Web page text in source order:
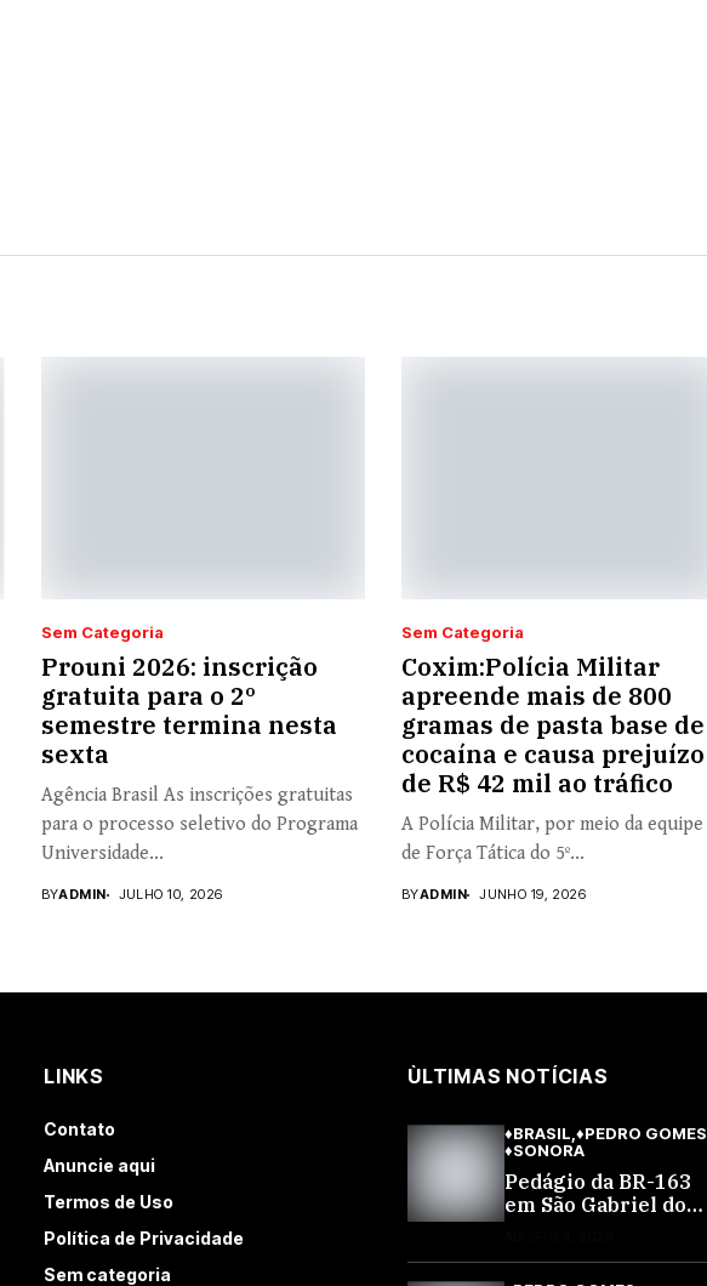
Sem Categoria
Prouni 2026: inscrição
gratuita para o 2º
semestre termina nesta
sexta
Agência Brasil As inscrições gratuitas
para o processo seletivo do Programa
Universidade...
BYADMIN JULHO 10, 2026
Sem Categoria
Coxim:Polícia Militar
apreende mais de 800
gramas de pasta base de
cocaína e causa prejuízo
de R$ 42 mil ao tráfico
A Polícia Militar, por meio da equipe
de Força Tática do 5º...
BYADMIN JUNHO 19, 2026
LINKS
Contato
Anuncie aqui
Termos de Uso
Política de Privacidade
Sem categoria
ÙLTIMAS NOTÍCIAS
♦BRASIL ♦PEDRO GOMES
♦SONORA
Pedágio da BR-163
em São Gabriel do